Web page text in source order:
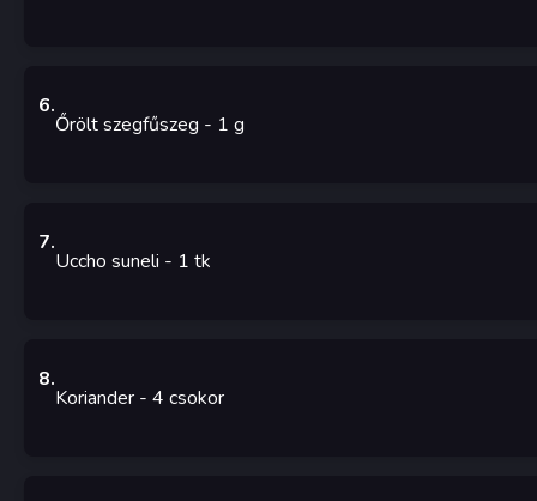
6.
Őrölt szegfűszeg - 1 g
7.
Uccho suneli - 1 tk
8.
Koriander - 4 csokor